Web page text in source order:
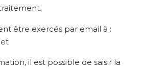
être exercés par email à :
il est possible de saisir la